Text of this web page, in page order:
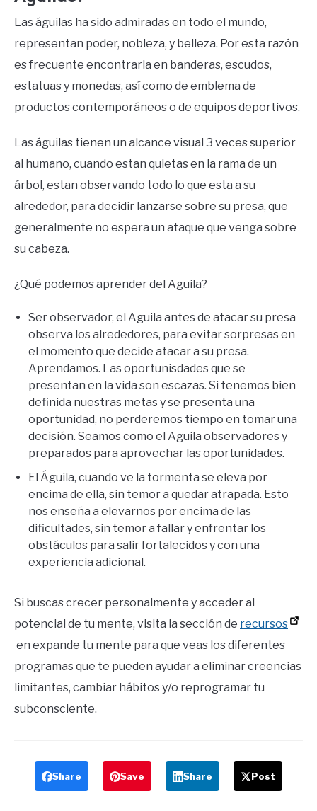
Las águilas ha sido admiradas en todo el mundo,
representan poder, nobleza, y belleza. Por esta razón
es frecuente encontrarla en banderas, escudos,
estatuas y monedas, así como de emblema de
productos contemporáneos o de equipos deportivos.
Las águilas tienen un alcance visual 3 veces superior
al humano, cuando estan quietas en la rama de un
árbol, estan observando todo lo que esta a su
alrededor, para decidir lanzarse sobre su presa, que
generalmente no espera un ataque que venga sobre
su cabeza.
¿Qué podemos aprender del Aguila?
Ser observador, el Aguila antes de atacar su presa
observa los alrededores, para evitar sorpresas en
el momento que decide atacar a su presa.
Aprendamos. Las oportunisdades que se
presentan en la vida son escazas. Si tenemos bien
definida nuestras metas y se presenta una
oportunidad, no perderemos tiempo en tomar una
decisión. Seamos como el Aguila observadores y
preparados para aprovechar las oportunidades.
El Águila, cuando ve la tormenta se eleva por
encima de ella, sin temor a quedar atrapada. Esto
nos enseña a elevarnos por encima de las
dificultades, sin temor a fallar y enfrentar los
obstáculos para salir fortalecidos y con una
experiencia adicional.
Si buscas crecer personalmente y acceder al
potencial de tu mente, visita la sección de recursos
en expande tu mente para que veas los diferentes
programas que te pueden ayudar a eliminar creencias
limitantes, cambiar hábitos y/o reprogramar tu
subconsciente.
Share Save Share Post